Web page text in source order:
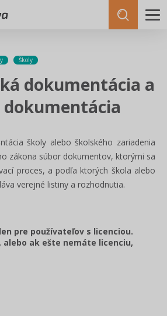
Školy
dokumentácia a
dokumentácia
školy alebo školského zariadenia
zákona súbor dokumentov, ktorými sa
proces, a podľa ktorých škola alebo
verejné listiny a rozhodnutia.
pre používateľov s licenciou.
, alebo ak ešte nemáte licenciu,